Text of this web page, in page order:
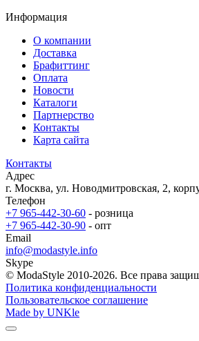
Информация
О компании
Доставка
Брафиттинг
Оплата
Новости
Каталоги
Партнерство
Контакты
Карта сайта
Контакты
Адрес
г. Москва, ул. Новодмитровская, 2,
Телефон
+7 965-442-30-60 - розница
+7 965-442-30-90 - опт
Email
info@modastyle.info
Skype
© ModaStyle 2010-2026. Все права
Политика конфиденциальности
Пользовательское соглашение
Made by UNKle